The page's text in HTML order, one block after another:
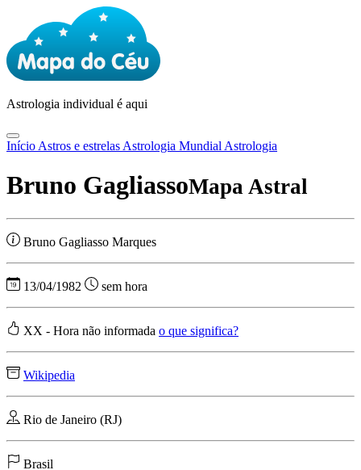
Astrologia individual é aqui
Início Astros e estrelas Astrologia Mundial Astrologia
Bruno GagliassoMapa Astral
Bruno Gagliasso Marques
13/04/1982 sem hora
XX - Hora não informada o que significa?
Wikipedia
Rio de Janeiro (RJ)
Brasil